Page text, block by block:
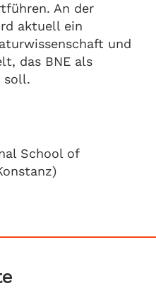
An der
aktuell ein
und
das BNE als
soll.
School of